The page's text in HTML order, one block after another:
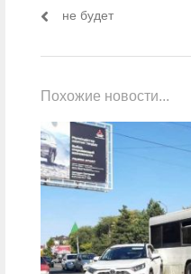
не будет
Похожие новости...